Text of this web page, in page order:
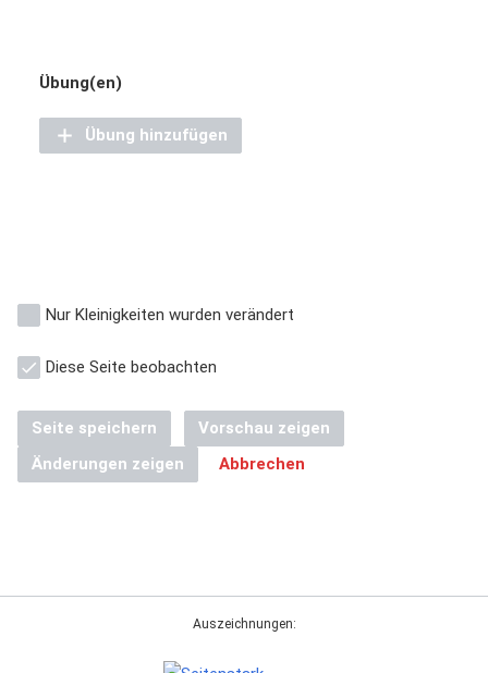
Übung(en)
Übung hinzufügen
Nur Kleinigkeiten wurden verändert
Diese Seite beobachten
Seite speichern
Vorschau zeigen
Änderungen zeigen
Abbrechen
Auszeichnungen: